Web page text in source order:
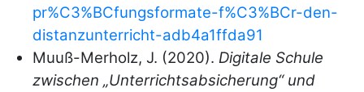
pr%C3%BCfungsformate-f%C3%BCr-den-
distanzunterricht-adb4a1ffda91
Muuß-Merholz, J. (2020). Digitale Schule
zwischen „Unterrichtsabsicherung“ und